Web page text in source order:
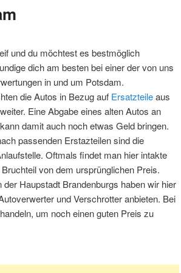
und du möchtest es bestmöglich
dich am besten bei einer der von uns
in und um Potsdam.
die Autos in Bezug auf Ersatzteileaus
Eine Abgabe eines alten Autos an
damit auch noch etwas Geld bringen.
passenden Erstazteilen sind die
Oftmals findet man hier intakte
von dem ursprünglichen Preis.
Haupstadt Brandenburgs haben wir hier
und Verschrotter anbieten. Bei
um noch einen guten Preis zu